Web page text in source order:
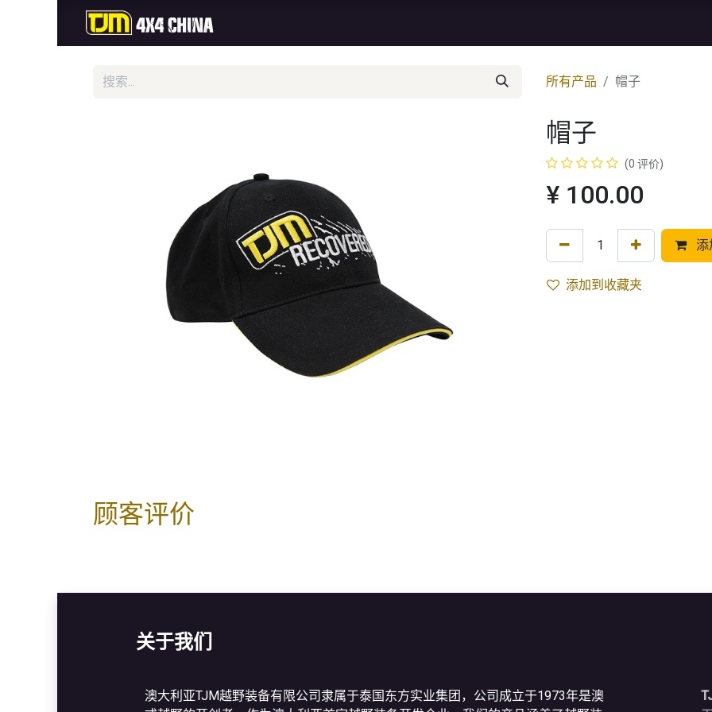
所有产品 帽子
帽子
(0 评价)
¥ 100.00
添
添加到收藏夹
顾客评价
关于我们
澳大利亚TJM越野装备有限公司隶属于泰国东方实业集团，公司成立于1973年是澳